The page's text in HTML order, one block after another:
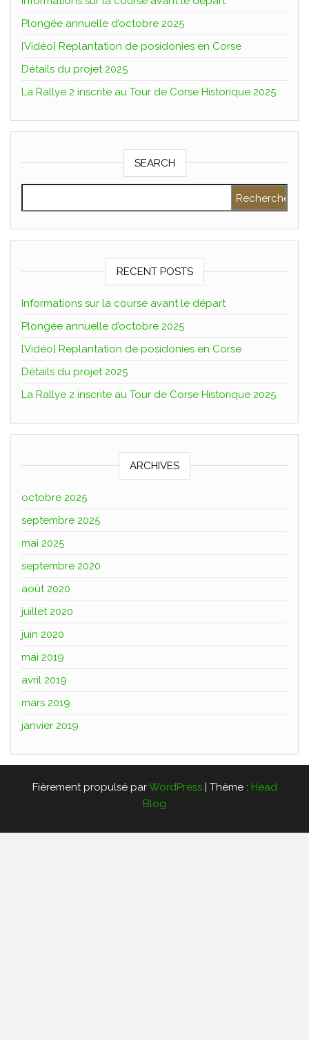
Plongée annuelle d’octobre 2025
[Vidéo] Replantation de posidonies en Corse
Détails du projet 2025
La Rallye 2 inscrite au Tour de Corse Historique 2025
SEARCH
RECENT POSTS
Informations sur la course avant le départ
Plongée annuelle d’octobre 2025
[Vidéo] Replantation de posidonies en Corse
Détails du projet 2025
La Rallye 2 inscrite au Tour de Corse Historique 2025
ARCHIVES
octobre 2025
septembre 2025
mai 2025
septembre 2020
août 2020
juillet 2020
juin 2020
mai 2019
avril 2019
mars 2019
janvier 2019
Fièrement propulsé parWordPress | Thème : Head
Blog